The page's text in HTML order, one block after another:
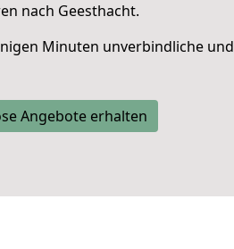
nach Geesthacht.
Minuten unverbindliche und
Angebote erhalten